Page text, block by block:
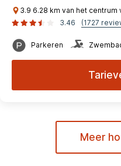
3.9 6.28 km van het centrum
3.46
(1727
Parkeren
Meer